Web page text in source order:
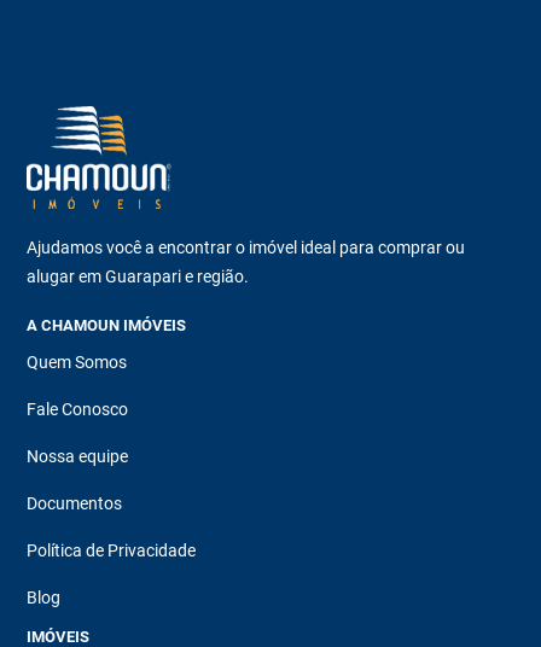
Ajudamos você a encontrar o imóvel ideal para comprar ou
alugar em Guarapari e região.
A CHAMOUN IMÓVEIS
Quem Somos
Fale Conosco
Nossa equipe
Documentos
Política de Privacidade
Blog
IMÓVEIS